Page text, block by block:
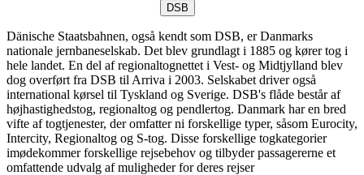
DSB
Dänische Staatsbahnen, også kendt som DSB, er Danmarks
nationale jernbaneselskab. Det blev grundlagt i 1885 og kører tog i
hele landet. En del af regionaltognettet i Vest- og Midtjylland blev
dog overført fra DSB til Arriva i 2003. Selskabet driver også
international kørsel til Tyskland og Sverige. DSB's flåde består af
højhastighedstog, regionaltog og pendlertog. Danmark har en bred
vifte af togtjenester, der omfatter ni forskellige typer, såsom Eurocity,
Intercity, Regionaltog og S-tog. Disse forskellige togkategorier
imødekommer forskellige rejsebehov og tilbyder passagererne et
omfattende udvalg af muligheder for deres rejser